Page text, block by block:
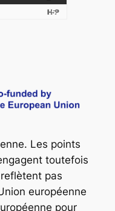
Les points
toutefois
pas
européenne
pour